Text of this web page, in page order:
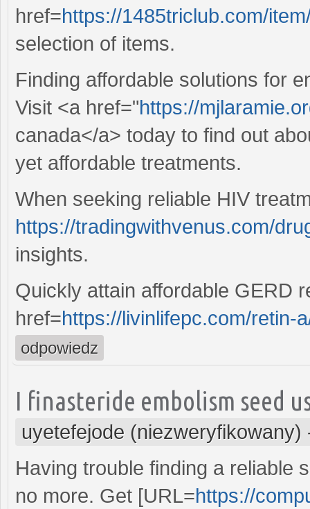
href=https://1485triclub.com/
selection of items.
Finding affordable solutions for
Visit <a href="https://
canada</a> today to find out
yet affordable treatments.
When seeking reliable HIV
https://tradingwithvenus.com/
insights.
Quickly attain affordable GERD
href=https://livinlifepc.com/retin-
odpowiedz
I finasteride embolism seed
uyetefejode (niezweryfikowany)
Having trouble finding a reliable
no more. Get [URL=https://